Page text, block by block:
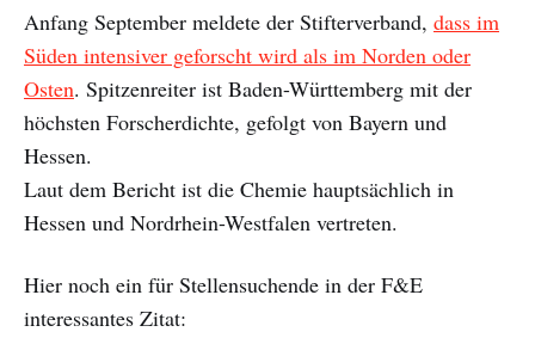
Anfang September meldete der Stifterverband, dass im
Süden intensiver geforscht wird als im Norden oder
Osten. Spitzenreiter ist Baden-Württemberg mit der
höchsten Forscherdichte, gefolgt von Bayern und
Hessen.
Laut dem Bericht ist die Chemie hauptsächlich in
Hessen und Nordrhein-Westfalen vertreten.
Hier noch ein für Stellensuchende in der F&E
interessantes Zitat: